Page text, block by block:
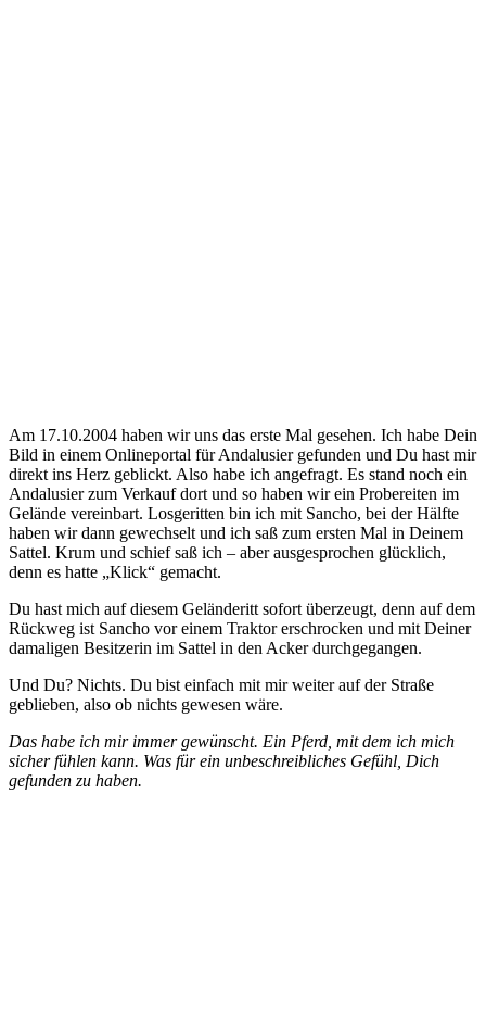
Am 17.10.2004 haben wir uns das erste Mal gesehen. Ich habe Dein
Bild in einem Onlineportal für Andalusier gefunden und Du hast mir
direkt ins Herz geblickt. Also habe ich angefragt. Es stand noch ein
Andalusier zum Verkauf dort und so haben wir ein Probereiten im
Gelände vereinbart. Losgeritten bin ich mit Sancho, bei der Hälfte
haben wir dann gewechselt und ich saß zum ersten Mal in Deinem
Sattel. Krum und schief saß ich – aber ausgesprochen glücklich,
denn es hatte „Klick“ gemacht.
Du hast mich auf diesem Geländeritt sofort überzeugt, denn auf dem
Rückweg ist Sancho vor einem Traktor erschrocken und mit Deiner
damaligen Besitzerin im Sattel in den Acker durchgegangen.
Und Du? Nichts. Du bist einfach mit mir weiter auf der Straße
geblieben, also ob nichts gewesen wäre.
Das habe ich mir immer gewünscht. Ein Pferd, mit dem ich mich
sicher fühlen kann. Was für ein unbeschreibliches Gefühl, Dich
gefunden zu haben.